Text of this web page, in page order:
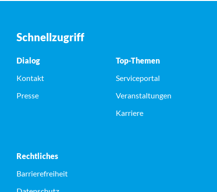
Schnellzugriff
Dialog
Kontakt
Presse
Top-Themen
Serviceportal
Veranstaltungen
Karriere
Rechtliches
Barrierefreiheit